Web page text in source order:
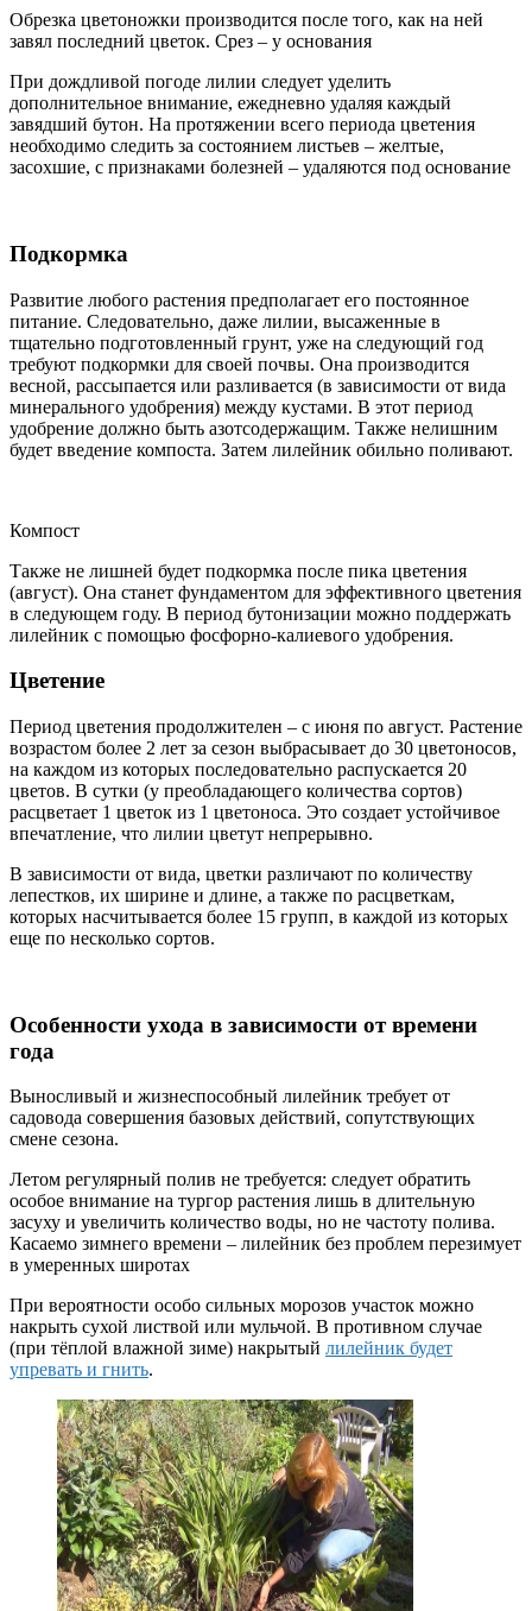
Обрезка цветоножки производится после того, как на ней
завял последний цветок. Срез – у основания
При дождливой погоде лилии следует уделить
дополнительное внимание, ежедневно удаляя каждый
завядший бутон. На протяжении всего периода цветения
необходимо следить за состоянием листьев – желтые,
засохшие, с признаками болезней – удаляются под основание
Подкормка
Развитие любого растения предполагает его постоянное
питание. Следовательно, даже лилии, высаженные в
тщательно подготовленный грунт, уже на следующий год
требуют подкормки для своей почвы. Она производится
весной, рассыпается или разливается (в зависимости от вида
минерального удобрения) между кустами. В этот период
удобрение должно быть азотсодержащим. Также нелишним
будет введение компоста. Затем лилейник обильно поливают.
Компост
Также не лишней будет подкормка после пика цветения
(август). Она станет фундаментом для эффективного цветения
в следующем году. В период бутонизации можно поддержать
лилейник с помощью фосфорно-калиевого удобрения.
Цветение
Период цветения продолжителен – с июня по август. Растение
возрастом более 2 лет за сезон выбрасывает до 30 цветоносов,
на каждом из которых последовательно распускается 20
цветов. В сутки (у преобладающего количества сортов)
расцветает 1 цветок из 1 цветоноса. Это создает устойчивое
впечатление, что лилии цветут непрерывно.
В зависимости от вида, цветки различают по количеству
лепестков, их ширине и длине, а также по расцветкам,
которых насчитывается более 15 групп, в каждой из которых
еще по несколько сортов.
Особенности ухода в зависимости от времени
года
Выносливый и жизнеспособный лилейник требует от
садовода совершения базовых действий, сопутствующих
смене сезона.
Летом регулярный полив не требуется: следует обратить
особое внимание на тургор растения лишь в длительную
засуху и увеличить количество воды, но не частоту полива.
Касаемо зимнего времени – лилейник без проблем перезимует
в умеренных широтах
При вероятности особо сильных морозов участок можно
накрыть сухой листвой или мульчой. В противном случае
(при тёплой влажной зиме) накрытый лилейник будет
упревать и гнить.